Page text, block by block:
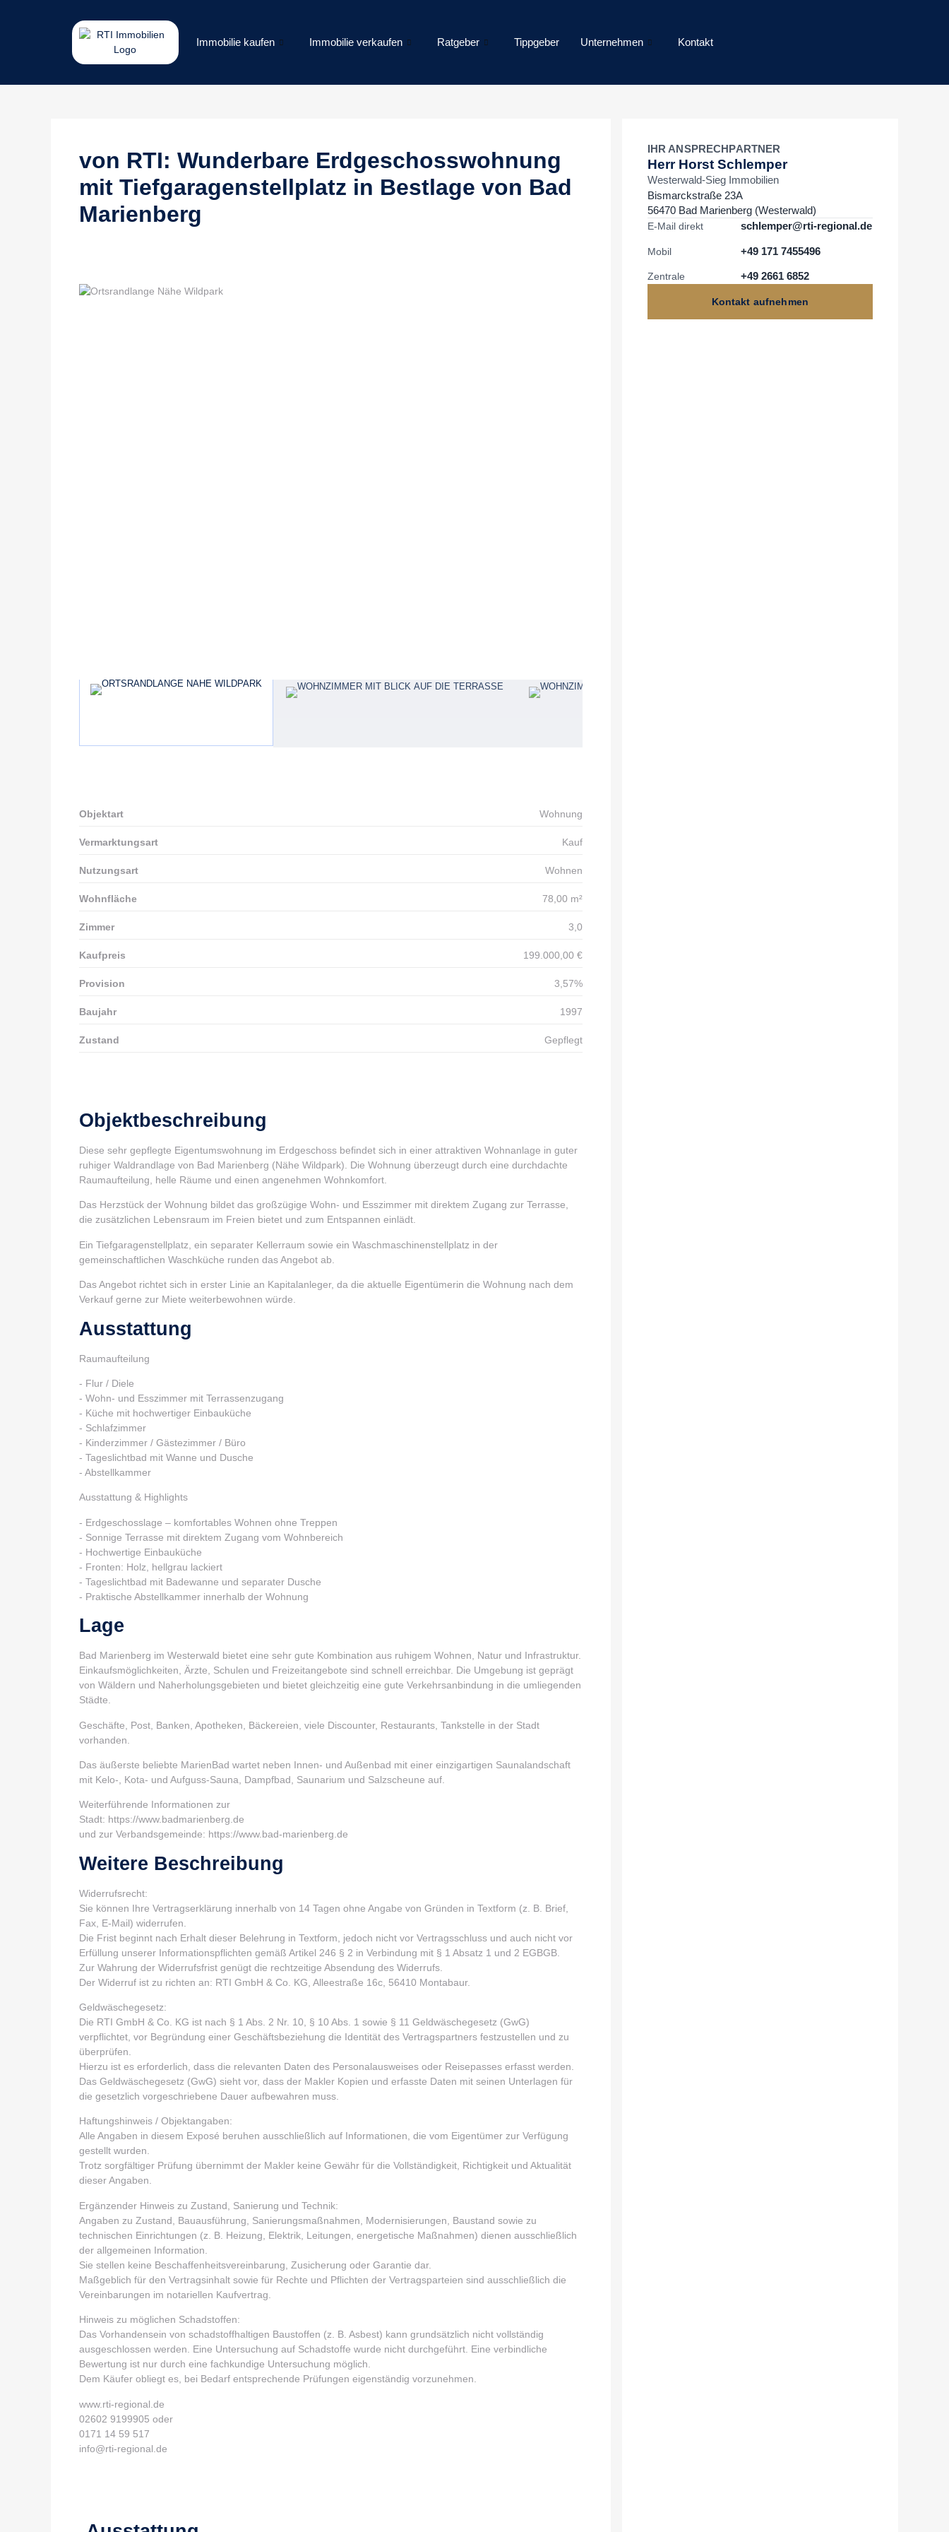
Immobilie kaufen Immobilie verkaufen Ratgeber Tippgeber Unternehmen Kontakt
von RTI: Wunderbare Erdgeschosswohnung
mit Tiefgaragenstellplatz in Bestlage von Bad
Marienberg
Objektart Wohnung
Vermarktungsart Kauf
Nutzungsart Wohnen
Wohnfläche 78,00 m²
Zimmer 3,0
Kaufpreis 199.000,00 €
Provision 3,57%
Baujahr 1997
Zustand Gepflegt
Objektbeschreibung
Diese sehr gepflegte Eigentumswohnung im Erdgeschoss befindet sich in einer attraktiven Wohnanlage in guter
ruhiger Waldrandlage von Bad Marienberg (Nähe Wildpark). Die Wohnung überzeugt durch eine durchdachte
Raumaufteilung, helle Räume und einen angenehmen Wohnkomfort.
Das Herzstück der Wohnung bildet das großzügige Wohn- und Esszimmer mit direktem Zugang zur Terrasse,
die zusätzlichen Lebensraum im Freien bietet und zum Entspannen einlädt.
Ein Tiefgaragenstellplatz, ein separater Kellerraum sowie ein Waschmaschinenstellplatz in der
gemeinschaftlichen Waschküche runden das Angebot ab.
Das Angebot richtet sich in erster Linie an Kapitalanleger, da die aktuelle Eigentümerin die Wohnung nach dem
Verkauf gerne zur Miete weiterbewohnen würde.
Ausstattung
Raumaufteilung
- Flur / Diele
- Wohn- und Esszimmer mit Terrassenzugang
- Küche mit hochwertiger Einbauküche
- Schlafzimmer
- Kinderzimmer / Gästezimmer / Büro
- Tageslichtbad mit Wanne und Dusche
- Abstellkammer
Ausstattung & Highlights
- Erdgeschosslage – komfortables Wohnen ohne Treppen
- Sonnige Terrasse mit direktem Zugang vom Wohnbereich
- Hochwertige Einbauküche
- Fronten: Holz, hellgrau lackiert
- Tageslichtbad mit Badewanne und separater Dusche
- Praktische Abstellkammer innerhalb der Wohnung
Lage
Bad Marienberg im Westerwald bietet eine sehr gute Kombination aus ruhigem Wohnen, Natur und Infrastruktur.
Einkaufsmöglichkeiten, Ärzte, Schulen und Freizeitangebote sind schnell erreichbar. Die Umgebung ist geprägt
von Wäldern und Naherholungsgebieten und bietet gleichzeitig eine gute Verkehrsanbindung in die umliegenden
Städte.
Geschäfte, Post, Banken, Apotheken, Bäckereien, viele Discounter, Restaurants, Tankstelle in der Stadt
vorhanden.
Das äußerste beliebte MarienBad wartet neben Innen- und Außenbad mit einer einzigartigen Saunalandschaft
mit Kelo-, Kota- und Aufguss-Sauna, Dampfbad, Saunarium und Salzscheune auf.
Weiterführende Informationen zur
Stadt: https://www.badmarienberg.de
und zur Verbandsgemeinde: https://www.bad-marienberg.de
Weitere Beschreibung
Widerrufsrecht:
Sie können Ihre Vertragserklärung innerhalb von 14 Tagen ohne Angabe von Gründen in Textform (z. B. Brief,
Fax, E-Mail) widerrufen.
Die Frist beginnt nach Erhalt dieser Belehrung in Textform, jedoch nicht vor Vertragsschluss und auch nicht vor
Erfüllung unserer Informationspflichten gemäß Artikel 246 § 2 in Verbindung mit § 1 Absatz 1 und 2 EGBGB.
Zur Wahrung der Widerrufsfrist genügt die rechtzeitige Absendung des Widerrufs.
Der Widerruf ist zu richten an: RTI GmbH & Co. KG, Alleestraße 16c, 56410 Montabaur.
Geldwäschegesetz:
Die RTI GmbH & Co. KG ist nach § 1 Abs. 2 Nr. 10, § 10 Abs. 1 sowie § 11 Geldwäschegesetz (GwG)
verpflichtet, vor Begründung einer Geschäftsbeziehung die Identität des Vertragspartners festzustellen und zu
überprüfen.
Hierzu ist es erforderlich, dass die relevanten Daten des Personalausweises oder Reisepasses erfasst werden.
Das Geldwäschegesetz (GwG) sieht vor, dass der Makler Kopien und erfasste Daten mit seinen Unterlagen für
die gesetzlich vorgeschriebene Dauer aufbewahren muss.
Haftungshinweis / Objektangaben:
Alle Angaben in diesem Exposé beruhen ausschließlich auf Informationen, die vom Eigentümer zur Verfügung
gestellt wurden.
Trotz sorgfältiger Prüfung übernimmt der Makler keine Gewähr für die Vollständigkeit, Richtigkeit und Aktualität
dieser Angaben.
Ergänzender Hinweis zu Zustand, Sanierung und Technik:
Angaben zu Zustand, Bauausführung, Sanierungsmaßnahmen, Modernisierungen, Baustand sowie zu
technischen Einrichtungen (z. B. Heizung, Elektrik, Leitungen, energetische Maßnahmen) dienen ausschließlich
der allgemeinen Information.
Sie stellen keine Beschaffenheitsvereinbarung, Zusicherung oder Garantie dar.
Maßgeblich für den Vertragsinhalt sowie für Rechte und Pflichten der Vertragsparteien sind ausschließlich die
Vereinbarungen im notariellen Kaufvertrag.
Hinweis zu möglichen Schadstoffen:
Das Vorhandensein von schadstoffhaltigen Baustoffen (z. B. Asbest) kann grundsätzlich nicht vollständig
ausgeschlossen werden. Eine Untersuchung auf Schadstoffe wurde nicht durchgeführt. Eine verbindliche
Bewertung ist nur durch eine fachkundige Untersuchung möglich.
Dem Käufer obliegt es, bei Bedarf entsprechende Prüfungen eigenständig vorzunehmen.
www.rti-regional.de
02602 9199905 oder
0171 14 59 517
info@rti-regional.de
IHR ANSPRECHPARTNER
Herr Horst Schlemper
Westerwald-Sieg Immobilien
Bismarckstraße 23A
56470 Bad Marienberg (Westerwald)
E-Mail direkt schlemper@rti-regional.de
Mobil +49 171 7455496
Zentrale +49 2661 6852
Kontakt aufnehmen